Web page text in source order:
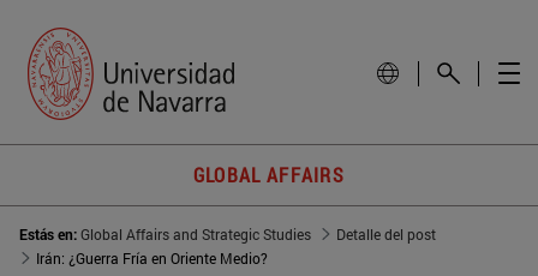
GLOBAL AFFAIRS
Estás en:Global Affairs and Strategic Studies
Detalle del post
Irán: ¿Guerra Fría en Oriente Medio?